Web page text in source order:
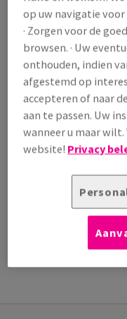
/ 1 000 Vel
(37,4 kg )
VERWACHTE
Pak
op uw navigatie
· Zorgen voor de
browsen. · Uw
onthouden, indien
afgestemd op
accepteren of naar
aan te passen. Uw
wanneer u maar wilt.
website! Privacy